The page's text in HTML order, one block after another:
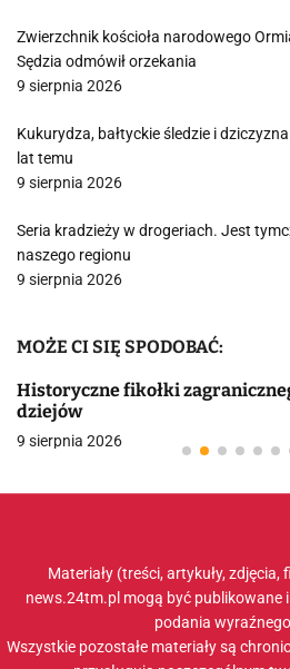
Zwierzchnik kościoła narodowego
Sędzia odmówił orzekania
9 sierpnia 2026
Kukurydza, bałtyckie śledzie i
lat temu
9 sierpnia 2026
Seria kradzieży w drogeriach. Jest
naszego regionu
9 sierpnia 2026
MOŻE CI SIĘ SPODOBAĆ:
Historyczne fikołki
dziejów
9 sierpnia 2026
Materiały (treści, artykuły,
news.24tm.pl mogą być publikowane
podania
Wszystkie pozostałe materiały są